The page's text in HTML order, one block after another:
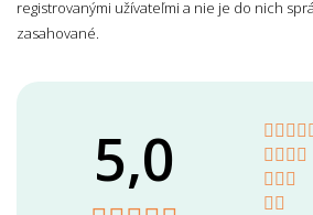
registrovanými užívateľmi a nie je do nich
zasahované.
5,0